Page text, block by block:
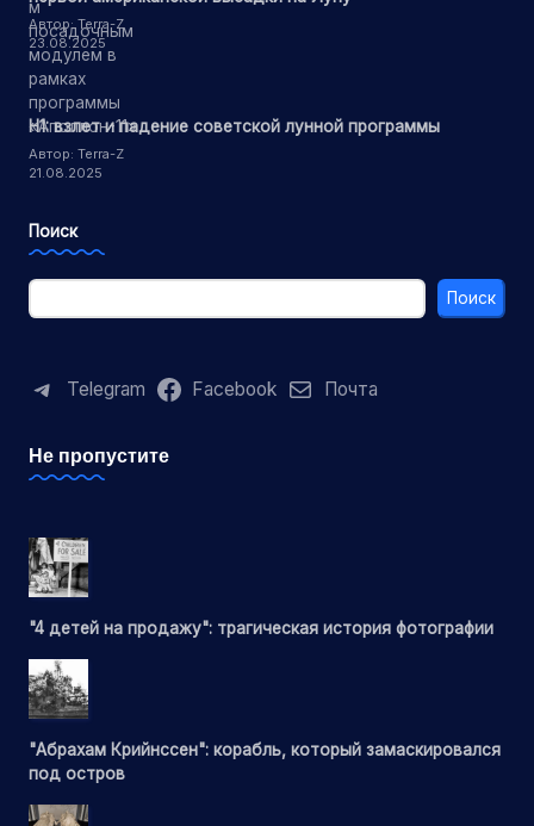
Автор: Terra-Z
23.08.2025
Н1: взлет и падение советской лунной программы
Автор: Terra-Z
21.08.2025
Поиск
Поиск
Telegram Facebook Почта
Не пропустите
"4 детей на продажу": трагическая история фотографии
"Абрахам Крийнссен": корабль, который замаскировался
под остров